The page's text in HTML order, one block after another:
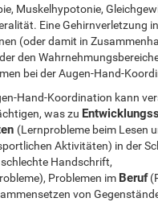
Muskelhypotonie,
Eine Gehirnverletzung
(oder damit in
den
bei der Augen-Hand-
Hand-Koordination kann
was zu
(Lernprobleme beim Lesen
Aktivitäten) in der
Handschrift,
Problemen im Beruf
von